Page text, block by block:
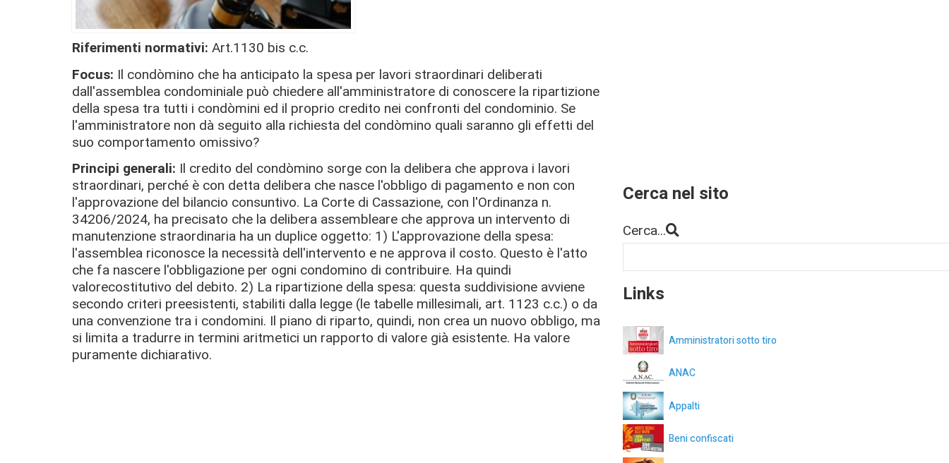
Riferimenti normativi: Art.1130 bis c.c.
Focus: Il condòmino che ha anticipato la spesa per lavori straordinari deliberati
dall'assemblea condominiale può chiedere all'amministratore di conoscere la ripartizione
della spesa tra tutti i condòmini ed il proprio credito nei confronti del condominio. Se
l'amministratore non dà seguito alla richiesta del condòmino quali saranno gli effetti del
suo comportamento omissivo?
Principi generali: Il credito del condòmino sorge con la delibera che approva i lavori
straordinari, perché è con detta delibera che nasce l'obbligo di pagamento e non con
l'approvazione del bilancio consuntivo. La Corte di Cassazione, con l'Ordinanza n.
34206/2024, ha precisato che la delibera assembleare che approva un intervento di
manutenzione straordinaria ha un duplice oggetto: 1) L'approvazione della spesa:
l'assemblea riconosce la necessità dell'intervento e ne approva il costo. Questo è l'atto
che fa nascere l'obbligazione per ogni condomino di contribuire. Ha quindi
valorecostitutivo del debito. 2) La ripartizione della spesa: questa suddivisione avviene
secondo criteri preesistenti, stabiliti dalla legge (le tabelle millesimali, art. 1123 c.c.) o da
una convenzione tra i condomini. Il piano di riparto, quindi, non crea un nuovo obbligo, ma
si limita a tradurre in termini aritmetici un rapporto di valore già esistente. Ha valore
puramente dichiarativo.
Cerca nel sito
Cerca...
Links
Amministratori sotto tiro
ANAC
Appalti
Beni confiscati